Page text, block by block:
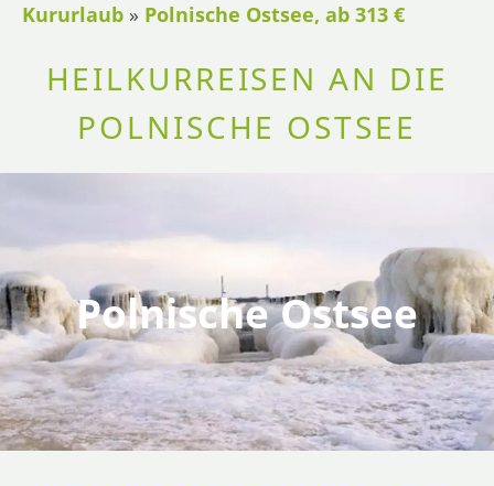
Kururlaub » Polnische Ostsee, ab 313 €
HEILKURREISEN AN DIE
POLNISCHE OSTSEE
Polnische Ostsee